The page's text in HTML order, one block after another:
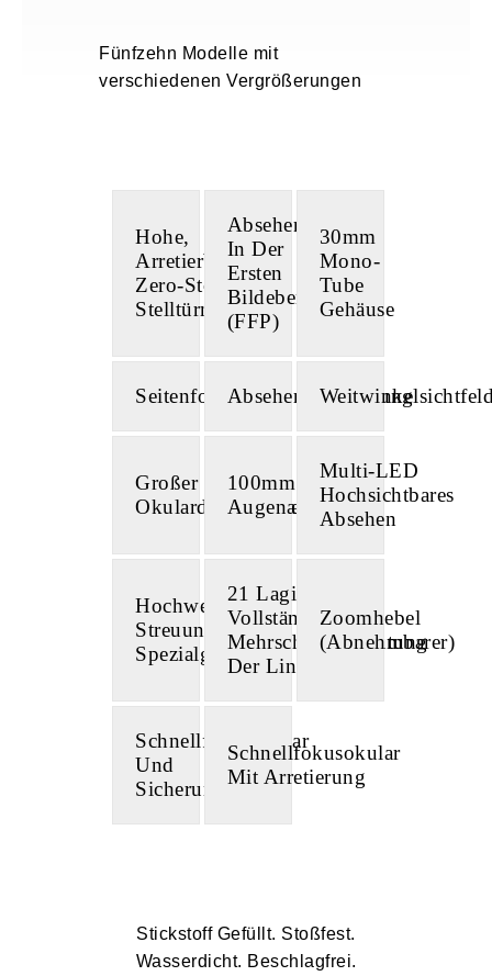
Fünfzehn Modelle mit
verschiedenen Vergrößerungen
Hohe,
Arretierbare
Zero-Stop
Stelltürme
Absehen
In Der
Ersten
Bildebene
(FFP)
30mm
Mono-
Tube
Gehäuse
SeitenfokusAbsehenbeleuchtung
Großer
Okulardurchmesser
100mm
Augenabstand
Multi-LED
Hochsichtbares
Absehen
Hochwertiges,
Streuungsarmes
Spezialglas
21 Lagige
Vollständige
Mehrschichtvergütung
Der Linsen
Zoomhebel
(Abnehmbarer)
Schnellfokusokular
Und
Sicherungsring
Schnellfokusokular
Mit Arretierung
Stickstoff Gefüllt. Stoßfest.
Wasserdicht. Beschlagfrei.